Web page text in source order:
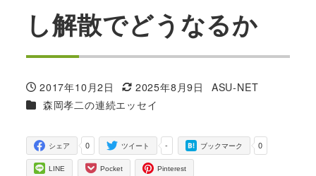
し解散でどうなるか
投稿日
2017年10月2日
更新日
2025年8月9日
著
ASU-NET
カテゴリー
森岡孝二の連続エッセイ
0
シェア -
ツイート 0
ブックマーク
LINE Pocket Pinterest